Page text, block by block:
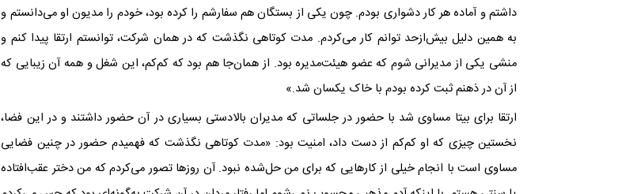
داشتم و آماده هر کار دشواری بودم. چون یکی از بستگان هم سفارشم را کرده بود، خودم را مدیون او می‌دانستم و
به همین دلیل بیش‌از‌حد توانم کار می‌کردم. مدت کوتاهی نگذشت که در همان شرکت، توانستم ارتقا پیدا کنم و
منشی یکی از مدیرانی شوم که عضو هیئت‌مدیره بود. از همان‌جا هم بود که کم‌کم، این شغل و همه آن زیبایی که
از آن در ذهنم ثبت کرده بودم با خاک یکسان شد.»
ارتقا برای بیتا مساوی شد با حضور در جلساتی که مدیران بالادستی بسیاری در آن حضور داشتند و در این فضا،
نخستین چیزی که او کم‌کم از دست داد، امنیت بود: «مدت کوتاهی نگذشت که فهمیدم حضور در چنین فضایی
مساوی است با انجام خیلی از کارهایی که برای من حل‌شده نبود. آن روزها تصور می‌کردم که من دختر عقب‌افتاده